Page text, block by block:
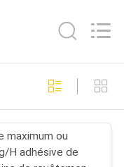
54
maximum ou
H adhésive de